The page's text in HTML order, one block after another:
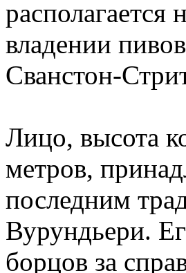
владении
Сванстон-
Лицо, высота
метров,
последним
Вурундьери.
борцов за